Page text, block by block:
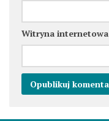
Witryna internetowa